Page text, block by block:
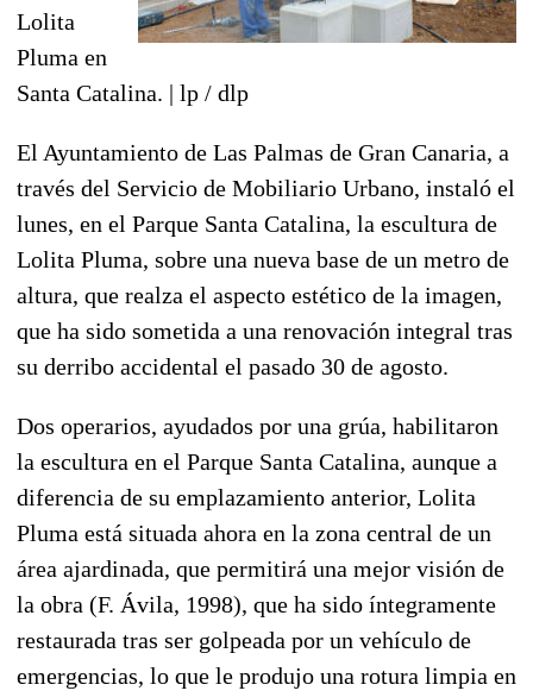
Lolita
Pluma en
Santa Catalina. | lp / dlp
El Ayuntamiento de Las Palmas de Gran Canaria, a
través del Servicio de Mobiliario Urbano, instaló el
lunes, en el Parque Santa Catalina, la escultura de
Lolita Pluma, sobre una nueva base de un metro de
altura, que realza el aspecto estético de la imagen,
que ha sido sometida a una renovación integral tras
su derribo accidental el pasado 30 de agosto.
Dos operarios, ayudados por una grúa, habilitaron
la escultura en el Parque Santa Catalina, aunque a
diferencia de su emplazamiento anterior, Lolita
Pluma está situada ahora en la zona central de un
área ajardinada, que permitirá una mejor visión de
la obra (F. Ávila, 1998), que ha sido íntegramente
restaurada tras ser golpeada por un vehículo de
emergencias, lo que le produjo una rotura limpia en